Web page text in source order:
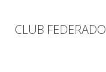
CLUB FEDERADO